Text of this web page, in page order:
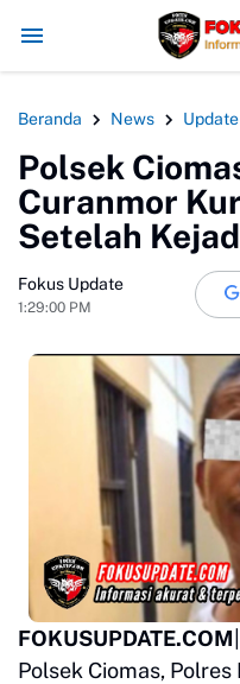
Redam Konflik,
Beranda News Update
Polsek
Curanmor
Setelah
Fokus Update
1:29:00 PM
FOKUSUPDATE.COM
Polsek Ciomas,